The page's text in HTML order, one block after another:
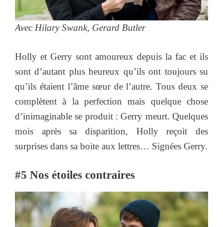
Avec Hilary Swank, Gerard Butler
Holly et Gerry sont amoureux depuis la fac et ils
sont d’autant plus heureux qu’ils ont toujours su
qu’ils étaient l’âme sœur de l’autre. Tous deux se
complètent à la perfection mais quelque chose
d’inimaginable se produit : Gerry meurt. Quelques
mois après sa disparition, Holly reçoit des
surprises dans sa boite aux lettres… Signées Gerry.
#5 Nos étoiles contraires